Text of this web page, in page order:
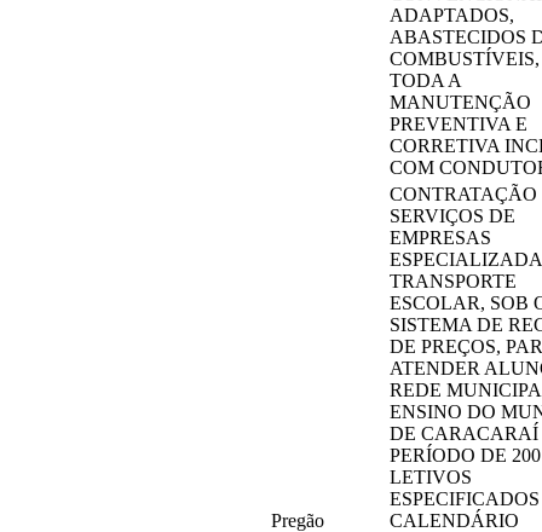
ADAPTADOS,
ABASTECIDOS
TODA A
MANUTENÇÃO
PREVENTIVA E
CORRETIVA
COM
Pregão
CONTRATAÇÃO
SERVIÇOS DE
EMPRESAS
TRANSPORTE
ESCOLAR, SOB
SISTEMA DE
DE PREÇOS,
ATENDER
REDE
ENSINO DO
DE CARACARAÍ
PERÍODO DE
LETIVOS
CALENDÁRIO